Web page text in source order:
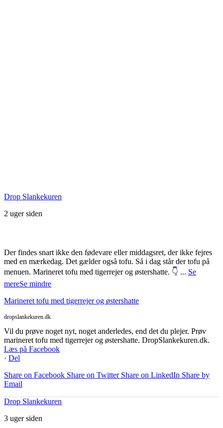
Drop Slankekuren
2 uger siden
Der findes snart ikke den fødevare eller middagsret, der ikke fejres
med en mærkedag. Det gælder også tofu. Så i dag står der tofu på
menuen. Marineret tofu med tigerrejer og østershatte. 👇 ... Se
mereSe mindre
Marineret tofu med tigerrejer og østershatte
dropslankekuren.dk
Vil du prøve noget nyt, noget anderledes, end det du plejer. Prøv
marineret tofu med tigerrejer og østershatte. DropSlankekuren.dk.
Læs på Facebook
· Del
Share on Facebook Share on Twitter Share on LinkedIn Share by
Email
Drop Slankekuren
3 uger siden